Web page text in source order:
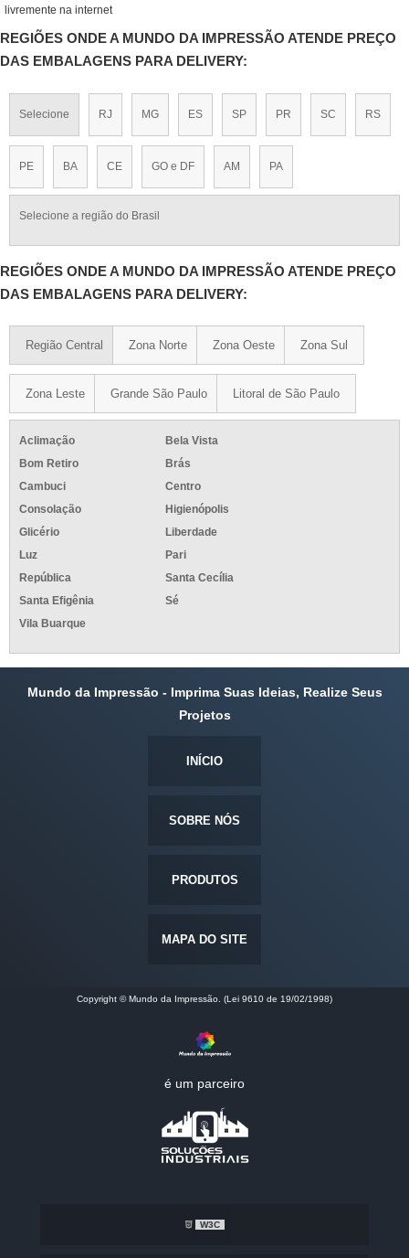
livremente na internet
REGIÕES ONDE A MUNDO DA IMPRESSÃO ATENDE PREÇO
DAS EMBALAGENS PARA DELIVERY:
Selecione RJ MG ES SP PR SC RS
PE BA CE GO e DF AM PA
Selecione a região do Brasil
REGIÕES ONDE A MUNDO DA IMPRESSÃO ATENDE PREÇO
DAS EMBALAGENS PARA DELIVERY:
Região Central Zona Norte Zona Oeste Zona Sul
Zona Leste Grande São Paulo Litoral de São Paulo
Aclimação
Bela Vista
Bom Retiro
Brás
Cambuci
Centro
Consolação
Higienópolis
Glicério
Liberdade
Luz
Pari
República
Santa Cecília
Santa Efigênia
Sé
Vila Buarque
Mundo da Impressão - Imprima Suas Ideias, Realize Seus
Projetos
INÍCIO
SOBRE NÓS
PRODUTOS
MAPA DO SITE
Copyright © Mundo da Impressão. (Lei 9610 de 19/02/1998)
é um parceiro
W3C